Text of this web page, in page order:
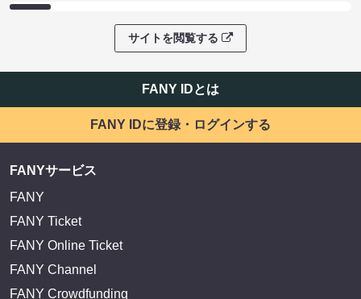
サイトを閲覧する
FANY IDとは
FANY IDに登録・ログインする
FANYサービス
FANY
FANY Ticket
FANY Online Ticket
FANY Channel
FANY Crowdfunding